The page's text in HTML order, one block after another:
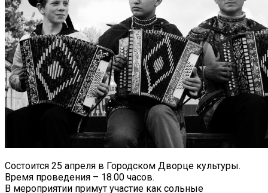
Состоится 25 апреля в Городском Дворце культуры.
Время проведения – 18.00 часов.
В мероприятии примут участие как сольные